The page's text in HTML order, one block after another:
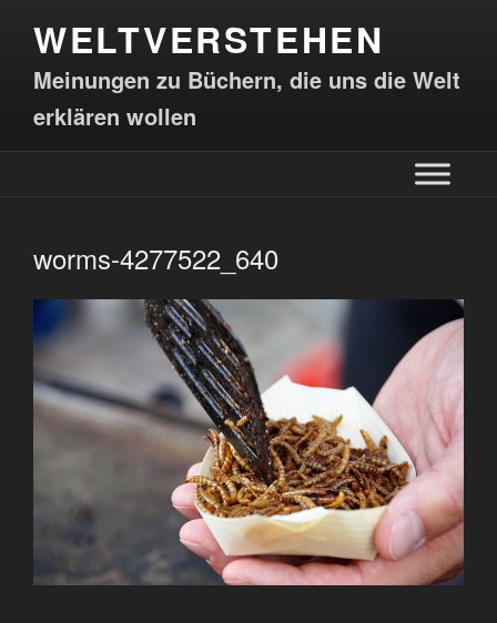
WELTVERSTEHEN
Meinungen zu Büchern, die uns die Welt
erklären wollen
worms-4277522_640